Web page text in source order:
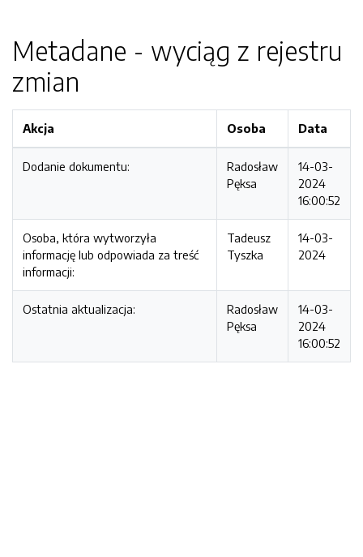
Metadane - wyciąg z rejestru
zmian
Akcja Osoba Data
Dodanie dokumentu:
Radosław
Pęksa
14-03-
2024
16:00:52
Osoba, która wytworzyła
informację lub odpowiada za treść
informacji:
Tadeusz
Tyszka
14-03-
2024
Ostatnia aktualizacja:
Radosław
Pęksa
14-03-
2024
16:00:52